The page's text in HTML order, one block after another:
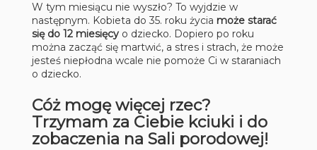
W tym miesiącu nie wyszło? To wyjdzie w
następnym. Kobieta do 35. roku życia może starać
się do 12 miesięcyo dziecko. Dopiero po roku
można zacząć się martwić, a stres i strach, że może
jesteś niepłodna wcale nie pomoże Ci w staraniach
o dziecko.
Cóż mogę więcej rzec?
Trzymam za Ciebie kciuki i do
zobaczenia na Sali porodowej!